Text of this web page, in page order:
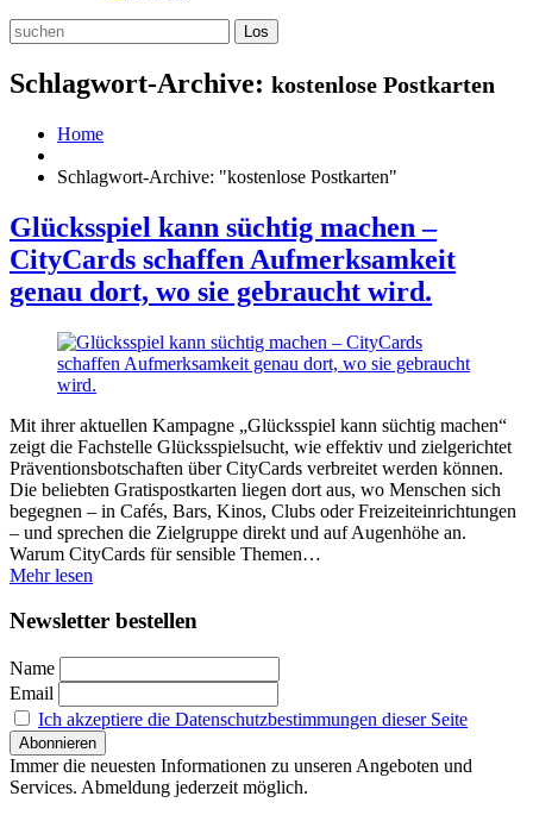
Schlagwort-Archive: kostenlose Postkarten
Home
Schlagwort-Archive: "kostenlose Postkarten"
Glücksspiel kann süchtig machen –
CityCards schaffen Aufmerksamkeit
genau dort, wo sie gebraucht wird.
Mit ihrer aktuellen Kampagne „Glücksspiel kann süchtig machen“
zeigt die Fachstelle Glücksspielsucht, wie effektiv und zielgerichtet
Präventionsbotschaften über CityCards verbreitet werden können.
Die beliebten Gratispostkarten liegen dort aus, wo Menschen sich
begegnen – in Cafés, Bars, Kinos, Clubs oder Freizeiteinrichtungen
– und sprechen die Zielgruppe direkt und auf Augenhöhe an.
Warum CityCards für sensible Themen…
Mehr lesen
Newsletter bestellen
Name
Email
Ich akzeptiere die Datenschutzbestimmungen dieser Seite
Immer die neuesten Informationen zu unseren Angeboten und
Services. Abmeldung jederzeit möglich.